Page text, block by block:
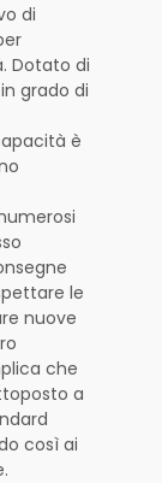
di
Dotato di
grado di
è
le
nuove
che
a
così ai